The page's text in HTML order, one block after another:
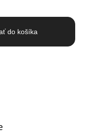
do košíka